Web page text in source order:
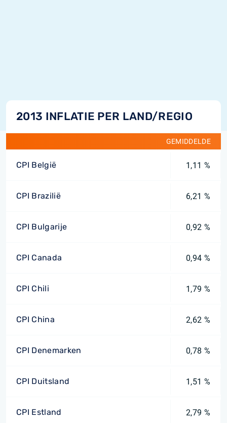
2013 INFLATIE PER LAND/REGIO
GEMIDDELDE
CPI België 1,11 %
CPI Brazilië 6,21 %
CPI Bulgarije 0,92 %
CPI Canada 0,94 %
CPI Chili 1,79 %
CPI China 2,62 %
CPI Denemarken 0,78 %
CPI Duitsland 1,51 %
CPI Estland 2,79 %